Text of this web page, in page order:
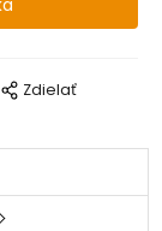
Zdielať